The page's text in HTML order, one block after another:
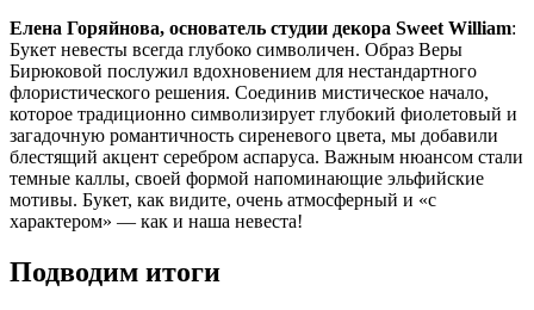
Елена Горяйнова, основатель студии декора Sweet William:
Букет невесты всегда глубоко символичен. Образ Веры
Бирюковой послужил вдохновением для нестандартного
флористического решения. Соединив мистическое начало,
которое традиционно символизирует глубокий фиолетовый и
загадочную романтичность сиреневого цвета, мы добавили
блестящий акцент серебром аспаруса. Важным нюансом стали
темные каллы, своей формой напоминающие эльфийские
мотивы. Букет, как видите, очень атмосферный и «с
характером» — как и наша невеста!
Подводим итоги